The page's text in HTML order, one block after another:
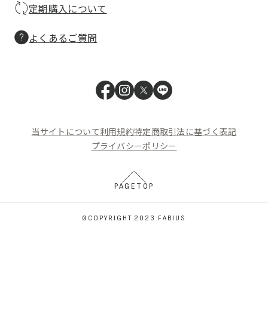
定期購入について
よくあるご質問
当サイトについて利用規約特定商取引法に基づく表記
プライバシーポリシー
PAGETOP
©COPYRIGHT 2023 FABIUS